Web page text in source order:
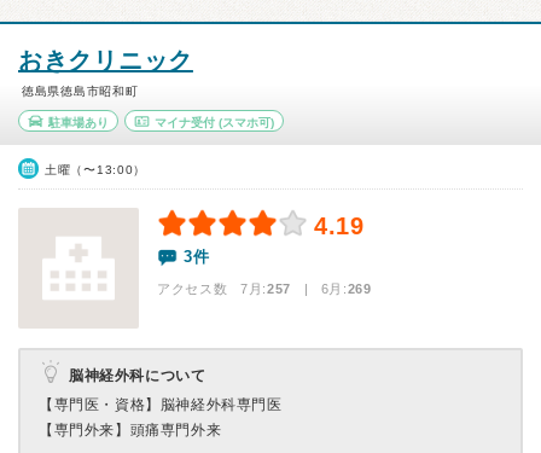
おきクリニック
徳島県徳島市昭和町
駐車場あり マイナ受付(スマホ可)
土曜（〜13:00）
4.19
3件
アクセス数 7月:257 | 6月:269
脳神経外科について
【専門医・資格】 脳神経外科専門医
【専門外来】 頭痛専門外来